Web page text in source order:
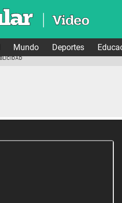
Mundo Deportes